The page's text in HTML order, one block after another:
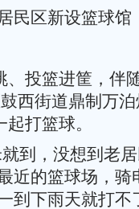
区新设篮球馆
投篮进筐，伴
西街道鼎制万
打篮球。
，没想到老居
近的篮球场，
到下雨天就打不